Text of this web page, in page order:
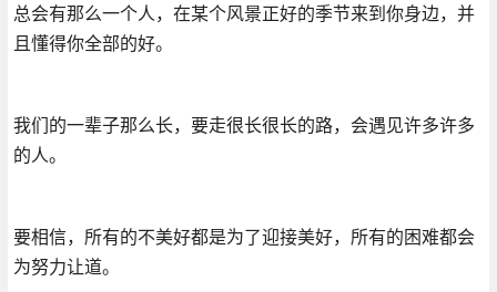
总会有那么一个人，在某个风景正好的季节来到你身边，并
且懂得你全部的好。
我们的一辈子那么长，要走很长很长的路，会遇见许多许多
的人。
要相信，所有的不美好都是为了迎接美好，所有的困难都会
为努力让道。